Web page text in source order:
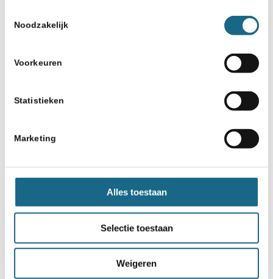
Noodzakelijk
Voorkeuren
Statistieken
Marketing
Alles toestaan
Selectie toestaan
Weigeren